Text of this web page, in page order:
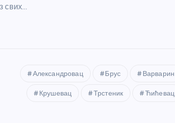
свих…
Александровац Брус Варварин
Крушевац Трстеник Ћићевац